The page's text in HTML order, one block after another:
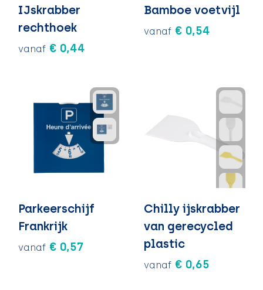
IJskrabber
rechthoek
vanaf € 0,44
Bamboe voetvijl
vanaf € 0,54
Parkeerschijf
Frankrijk
vanaf € 0,57
Chilly ijskrabber
van gerecycled
plastic
vanaf € 0,65